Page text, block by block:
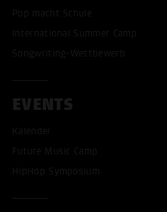
Pop macht Schule
International Summer Camp
Songwriting-Wettbewerb
EVENTS
Kalender
Future Music Camp
HipHop Symposium